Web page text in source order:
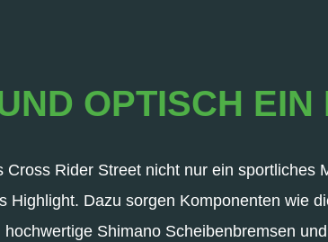
OPTISCH EIN
Rider Street nicht nur ein sportliches
Highlight. Dazu sorgen Komponenten wie
Shimano Scheibenbremsen